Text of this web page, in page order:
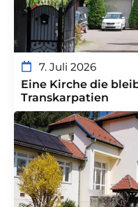
7. Juli 2026
Eine Kirche die
Transkarpatien